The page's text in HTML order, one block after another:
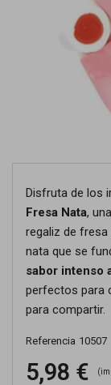
Disfruta de los
Fresa Nata,
regaliz de
nata que se
sabor intenso
perfectos para
para compartir.
Referencia 10507
5,98 €